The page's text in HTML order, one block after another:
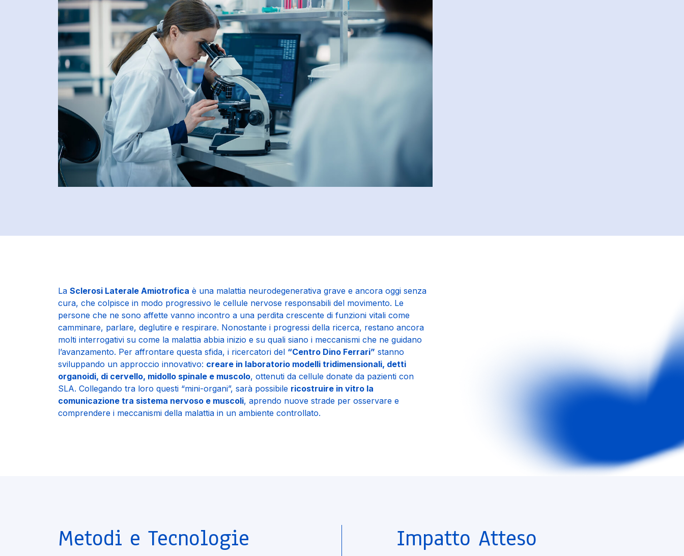
La Sclerosi Laterale Amiotrofica è una malattia neurodegenerativa grave e ancora oggi senza
cura, che colpisce in modo progressivo le cellule nervose responsabili del movimento. Le
persone che ne sono affette vanno incontro a una perdita crescente di funzioni vitali come
camminare, parlare, deglutire e respirare. Nonostante i progressi della ricerca, restano ancora
molti interrogativi su come la malattia abbia inizio e su quali siano i meccanismi che ne guidano
l’avanzamento. Per affrontare questa sfida, i ricercatori del “Centro Dino Ferrari” stanno
sviluppando un approccio innovativo: creare in laboratorio modelli tridimensionali, detti
organoidi, di cervello, midollo spinale e muscolo, ottenuti da cellule donate da pazienti con
SLA. Collegando tra loro questi “mini-organi”, sarà possibile ricostruire in vitro la
comunicazione tra sistema nervoso e muscoli, aprendo nuove strade per osservare e
comprendere i meccanismi della malattia in un ambiente controllato.
Metodi e Tecnologie Impatto Atteso